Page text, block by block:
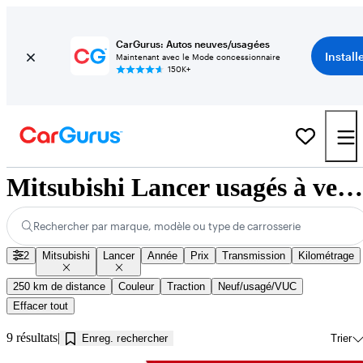
CarGurus: Autos neuves/usagées
Maintenant avec le Mode concessionnaire
150K+
Mitsubishi Lancer usagés à vendre près de Kamloops, BC
Rechercher par marque, modèle ou type de carrosserie
2 Mitsubishi Lancer Année Prix Transmission Kilométrage
250 km de distance Couleur Traction
Neuf/usagé/VUC
Effacer tout
9 résultats Enreg. rechercher Trier